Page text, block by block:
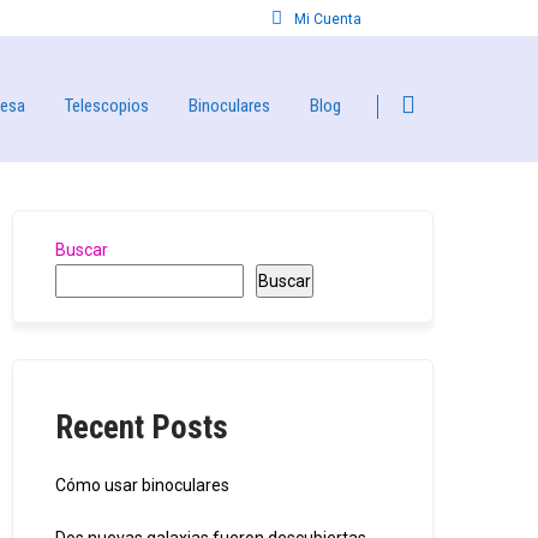
Mi Cuenta
Telescopios Binoculares Blog
Buscar
Buscar
Recent Posts
Cómo usar binoculares